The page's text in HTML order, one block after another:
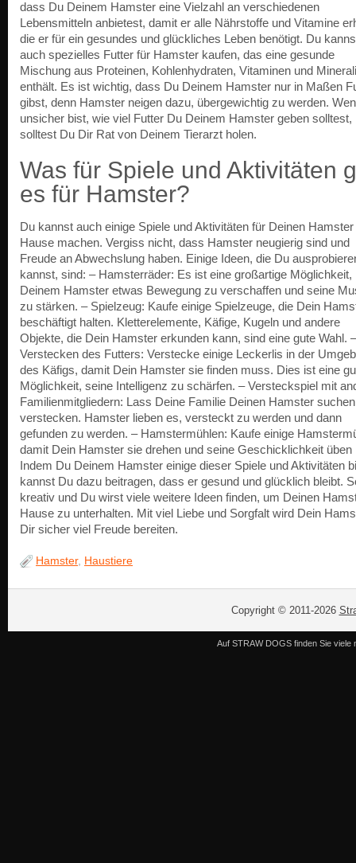
dass Du Deinem Hamster eine Vielzahl an verschiedenen
Lebensmitteln anbietest, damit er alle Nährstoffe und Vitamine
die er für ein gesundes und glückliches Leben benötigt. Du
auch spezielles Futter für Hamster kaufen, das eine gesunde
Mischung aus Proteinen, Kohlenhydraten, Vitaminen und
enthält. Es ist wichtig, dass Du Deinem Hamster nur in Maßen
gibst, denn Hamster neigen dazu, übergewichtig zu werden.
unsicher bist, wie viel Futter Du Deinem Hamster geben solltest,
solltest Du Dir Rat von Deinem Tierarzt holen.
Was für Spiele und Aktivitäten
es für Hamster?
Du kannst auch einige Spiele und Aktivitäten für Deinen
Hause machen. Vergiss nicht, dass Hamster neugierig sind und
Freude an Abwechslung haben. Einige Ideen, die Du
kannst, sind: – Hamsterräder: Es ist eine großartige Möglichkeit,
Deinem Hamster etwas Bewegung zu verschaffen und seine
zu stärken. – Spielzeug: Kaufe einige Spielzeuge, die Dein
beschäftigt halten. Kletterelemente, Käfige, Kugeln und andere
Objekte, die Dein Hamster erkunden kann, sind eine gute Wahl. –
Verstecken des Futters: Verstecke einige Leckerlis in der
des Käfigs, damit Dein Hamster sie finden muss. Dies ist eine
Möglichkeit, seine Intelligenz zu schärfen. – Versteckspiel mit
Familienmitgliedern: Lass Deine Familie Deinen Hamster
verstecken. Hamster lieben es, versteckt zu werden und dann
gefunden zu werden. – Hamstermühlen: Kaufe einige
damit Dein Hamster sie drehen und seine Geschicklichkeit üben
Indem Du Deinem Hamster einige dieser Spiele und Aktivitäten
kannst Du dazu beitragen, dass er gesund und glücklich bleibt.
kreativ und Du wirst viele weitere Ideen finden, um Deinen
Hause zu unterhalten. Mit viel Liebe und Sorgfalt wird Dein
Dir sicher viel Freude bereiten.
Hamster, Haustiere
Copyright © 2011-2026
Auf STRAW DOGS finden Sie